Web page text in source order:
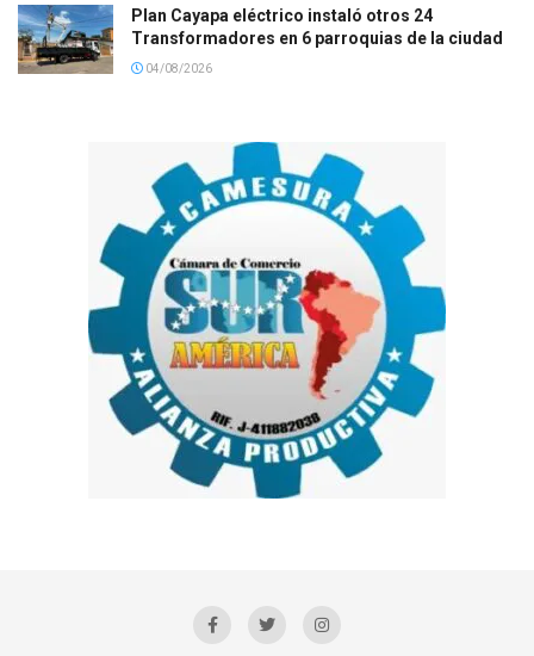
Plan Cayapa eléctrico instaló otros 24
Transformadores en 6 parroquias de la ciudad
04/08/2026